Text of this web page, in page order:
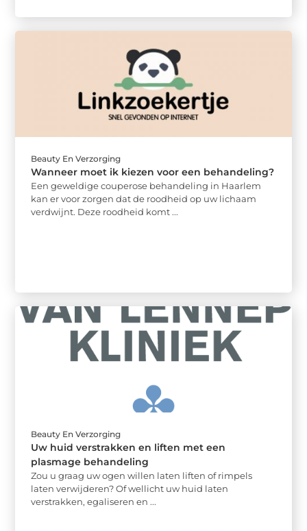
Beauty En Verzorging
Wanneer moet ik kiezen voor een behandeling?
Een geweldige couperose behandeling in Haarlem
kan er voor zorgen dat de roodheid op uw lichaam
verdwijnt. Deze roodheid komt ...
Beauty En Verzorging
Uw huid verstrakken en liften met een
plasmage behandeling
Zou u graag uw ogen willen laten liften of rimpels
laten verwijderen? Of wellicht uw huid laten
verstrakken, egaliseren en ...